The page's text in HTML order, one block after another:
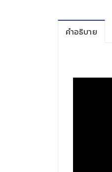
คำอธิบาย